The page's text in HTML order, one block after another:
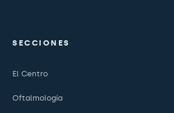
SECCIONES
El Centro
Oftalmología